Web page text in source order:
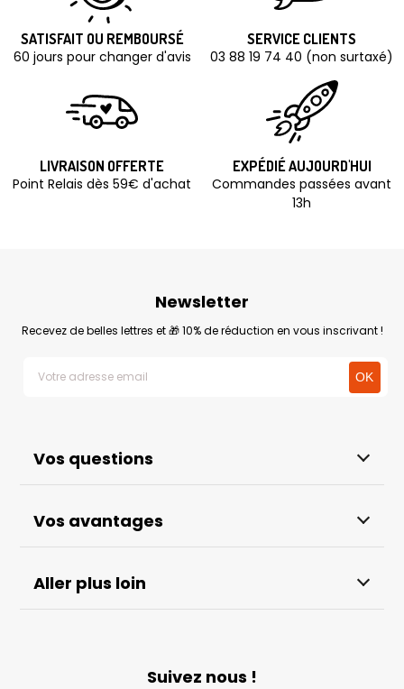
SATISFAIT OU REMBOURSÉ
60 jours pour changer d'avis
SERVICE CLIENTS
03 88 19 74 40 (non surtaxé)
LIVRAISON OFFERTE
Point Relais dès 59€ d'achat
EXPÉDIÉ AUJOURD'HUI
Commandes passées avant
13h
Vos questions
Vos avantages
Aller plus loin
Newsletter
Recevez de belles lettres et 🎁 10% de réduction en vous inscrivant !
Suivez nous !